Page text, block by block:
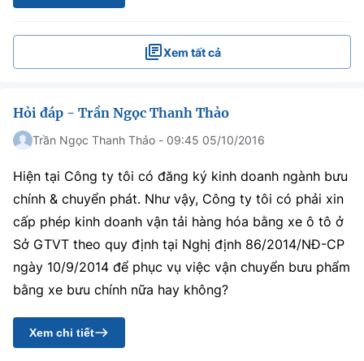
Xem tất cả
Hỏi đáp - Trần Ngọc Thanh Thảo
Trần Ngọc Thanh Thảo - 09:45 05/10/2016
Hiện tại Công ty tôi có đăng ký kinh doanh ngành bưu
chính & chuyển phát. Như vậy, Công ty tôi có phải xin
cấp phép kinh doanh vận tải hàng hóa bằng xe ô tô ở
Sở GTVT theo quy định tại Nghị định 86/2014/NĐ-CP
ngày 10/9/2014 để phục vụ việc vận chuyển bưu phẩm
bằng xe bưu chính nữa hay không?
Xem chi tiết